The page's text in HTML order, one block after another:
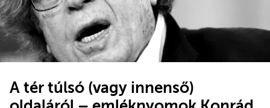
A tér túlsó (vagy innenső)